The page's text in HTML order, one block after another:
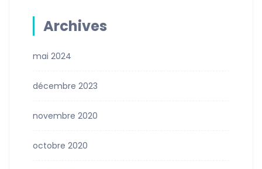
Archives
mai 2024
décembre 2023
novembre 2020
octobre 2020